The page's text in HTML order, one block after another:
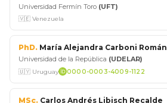
Universidad Fermín Toro (UFT)
🇻🇪 Venezuela
PhD. María Alejandra Carboni Román
Universidad de la República (UDELAR)
🇺🇾 Uruguay 0000-0003-4009-1122
MSc. Carlos Andrés Libisch Recalde